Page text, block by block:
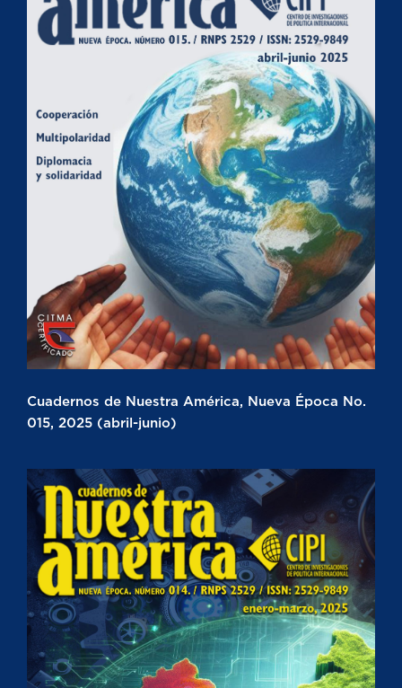
Cuadernos de Nuestra América, Nueva Época No.
015, 2025 (abril-junio)